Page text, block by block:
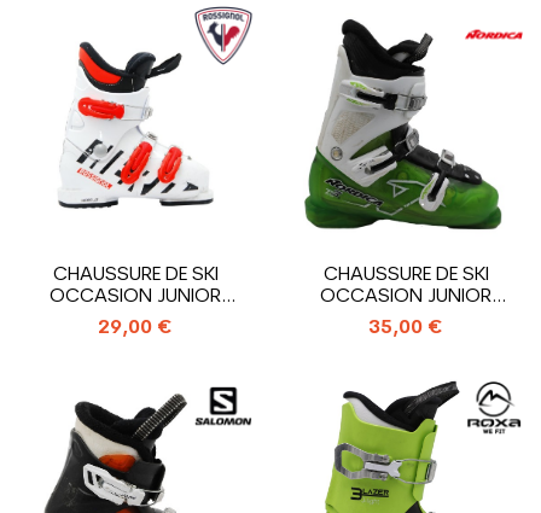
CHAUSSURE DE SKI
OCCASION JUNIOR
ROSSIGNOL HERO J3_3...
29,00 €
CHAUSSURE DE SKI
OCCASION JUNIOR
NORDICA TEAM T3_3...
35,00 €